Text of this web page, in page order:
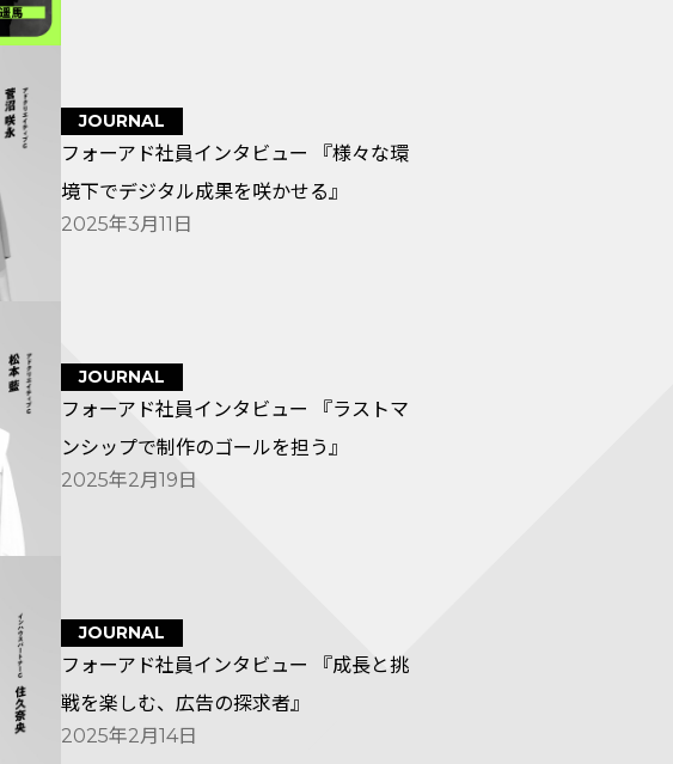
JOURNAL
フォーアド社員インタビュー 『様々な環
境下でデジタル成果を咲かせる』
2025年3月11日
JOURNAL
フォーアド社員インタビュー 『ラストマ
ンシップで制作のゴールを担う』
2025年2月19日
JOURNAL
フォーアド社員インタビュー 『成長と挑
戦を楽しむ、広告の探求者』
2025年2月14日